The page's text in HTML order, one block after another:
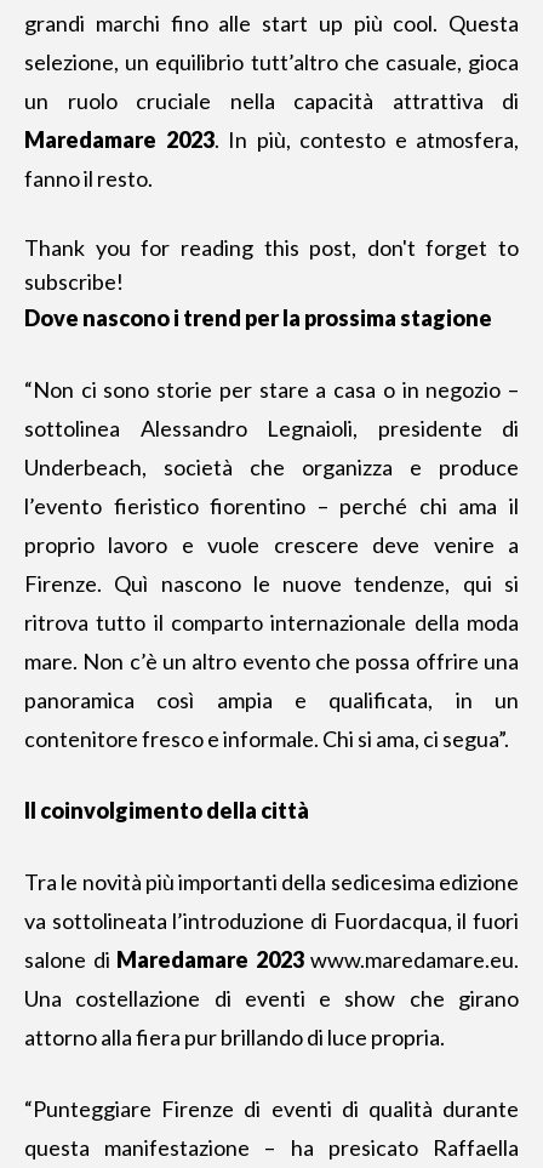
grandi marchi fino alle start up più cool. Questa
selezione, un equilibrio tutt’altro che casuale, gioca
un ruolo cruciale nella capacità attrattiva di
Maredamare 2023. In più, contesto e atmosfera,
fanno il resto.
Thank you for reading this post, don't forget to
subscribe!
Dove nascono i trend per la prossima stagione
“Non ci sono storie per stare a casa o in negozio –
sottolinea Alessandro Legnaioli, presidente di
Underbeach, società che organizza e produce
l’evento fieristico fiorentino – perché chi ama il
proprio lavoro e vuole crescere deve venire a
Firenze. Quì nascono le nuove tendenze, qui si
ritrova tutto il comparto internazionale della moda
mare. Non c’è un altro evento che possa offrire una
panoramica così ampia e qualificata, in un
contenitore fresco e informale. Chi si ama, ci segua”.
Il coinvolgimento della città
Tra le novità più importanti della sedicesima edizione
va sottolineata l’introduzione di Fuordacqua, il fuori
salone di Maredamare 2023 www.maredamare.eu.
Una costellazione di eventi e show che girano
attorno alla fiera pur brillando di luce propria.
“Punteggiare Firenze di eventi di qualità durante
questa manifestazione – ha presicato Raffaella